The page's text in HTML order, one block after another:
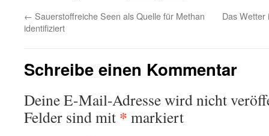
← Sauerstoffreiche Seen als Quelle für Methan
identifiziert
Das Wetter
Schreibe einen Kommentar
Deine E-Mail-Adresse wird nicht
Felder sind mit * markiert